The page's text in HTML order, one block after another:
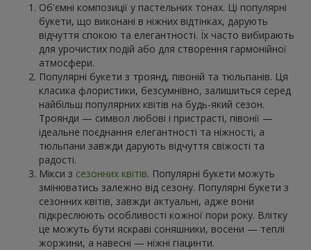
Об'ємні композиції у пастельних тонах. Ці популярні
букети, що виконані в ніжних відтінках, дарують
відчуття спокою та елегантності. Їх часто вибирають
для урочистих подій або для створення гармонійної
атмосфери.
Популярні букети з троянд, півоній та тюльпанів. Ця
класика флористики, безсумнівно, залишиться серед
найбільш популярних квітів на будь-який сезон.
Троянди — символ любові і пристрасті, півонії —
ідеальне поєднання елегантності та ніжності, а
тюльпани завжди дарують відчуття свіжості та
радості.
Мікси з сезонних квітів. Популярні букети можуть
змінюватись залежно від сезону. Популярні букети з
сезонних квітів, завжди актуальні, адже вони
підкреслюють особливості кожної пори року. Влітку
це можуть бути яскраві соняшники, восени — теплі
жоржини, а навесні — ніжні гіацинти.